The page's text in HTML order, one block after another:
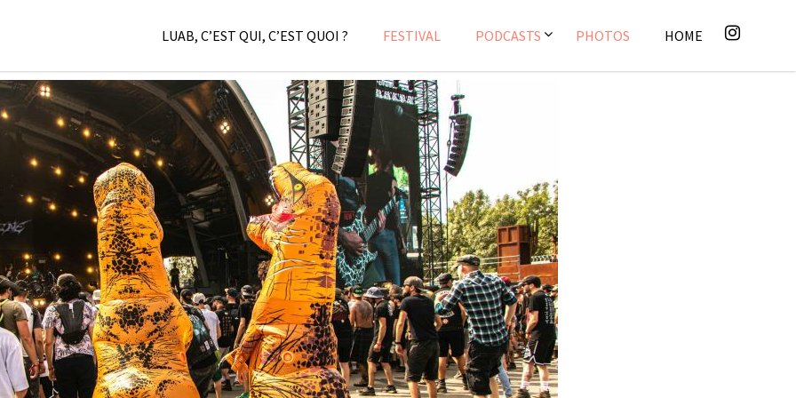
LUAB, C’EST QUI, C’EST QUOI ? FESTIVAL PODCASTS PHOTOS HOME
M Festival,LC/DC,Numérique,Photos